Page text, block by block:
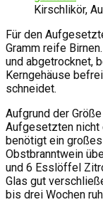
Kirschlikör,
Für den
Gramm reife
und abgetrocknet,
Kerngehäuse
schneidet.
Aufgrund der
Aufgesetzten nicht
benötigt ein
Obstbranntwein
und 6 Esslöffel
Glas gut
bis drei Wochen